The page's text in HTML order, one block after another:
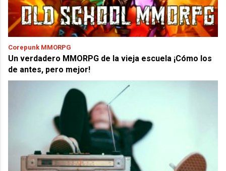
Corepunk MMORPG
Un verdadero MMORPG de la vieja escuela ¡Cómo los
de antes, pero mejor!